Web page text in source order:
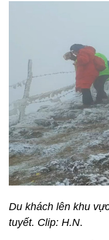
Du khách lên khu
tuyết. Clip: H.N.